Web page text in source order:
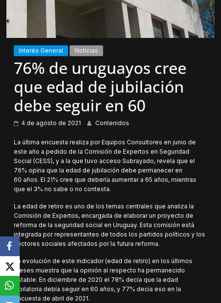
Interés General Noticias
76% de uruguayos cree
que edad de jubilación
debe seguir en 60
4 de agosto de 2021 Contenidos
La última encuesta realiza por Equipos Consultores en junio de
este año a pedido de la Comisión de Expertos en Seguridad
Social (CESS), y a la que tuvo acceso Subrayado, revela que el
76% opina que la edad de jubilación debe permanecer en
60 años. El 21% cree que debería aumentar a 65 años, mientras
que el 3% no sabe o no contesta.
La edad de retiro es uno de los temas centrales que analiza la
Comisión de Expertos, encargada de elaborar un proyecto de
reforma de la seguridad social en Uruguay. Esta comisión está
integrada por representantes de todos los partidos políticos y los
sectores sociales afectados por la futura reforma.
La evolución de este indicador (edad de retiro) en los últimos
meses muestra que la opinión al respecto ha permanecido
estable. En diciembre de 2020 el 78% decía que la edad
jubilatoria debía seguir en 60 años, y 77% decía eso en la
encuesta de abril de 2021.